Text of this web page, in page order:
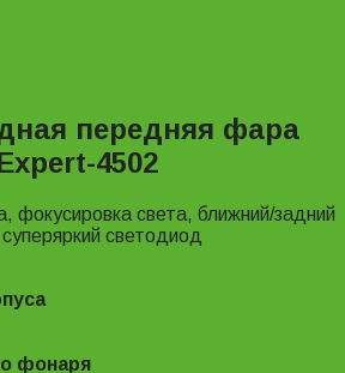
передняя фара
4502
света, ближний/задний
светодиод
фонаря